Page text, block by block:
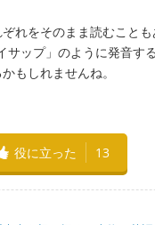
をそのまま読むことも
ップ」のように発音す
もしれませんね。
役に立った 13